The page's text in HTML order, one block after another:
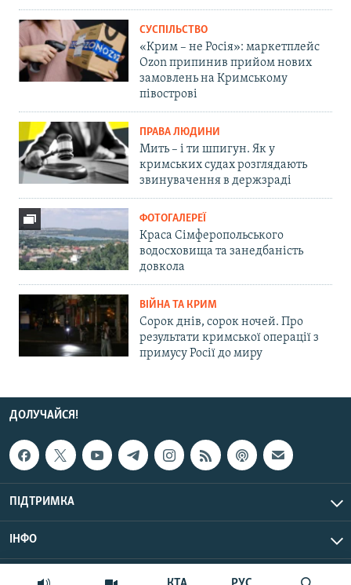
СУСПІЛЬСТВО
«Крим – не Росія»: маркетплейс
Ozon припинив прийом нових
замовлень на Кримському
півострові
ПРАВА ЛЮДИНИ
Мить – і ти шпигун. Як у
кримських судах розглядають
звинувачення в держзраді
ФОТОГАЛЕРЕЇ
Краса Сімферопольського
водосховища та занедбаність
довкола
ВІЙНА ТА КРИМ
Сорок днів, сорок ночей. Про
результати кримської операції з
примусу Росії до миру
ДОЛУЧАЙСЯ!
ПІДТРИМКА
ІНФО
© Крим.Реалії, 2026 | Усі права застережено.